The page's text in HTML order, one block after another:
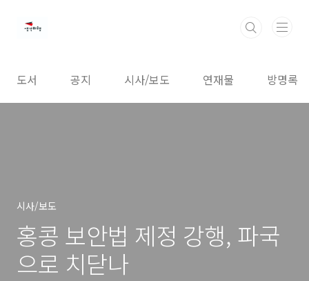
도서 공지 시사/보도 연재물 방명록
시사/보도
홍콩 보안법 제정 강행, 파국
으로 치닫나